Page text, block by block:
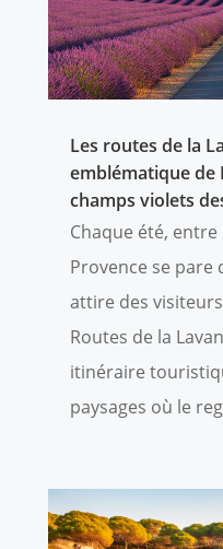
Les routes de la
emblématique de
champs violets
Chaque été,
Provence se
attire des
Routes de la
itinéraire
paysages où le